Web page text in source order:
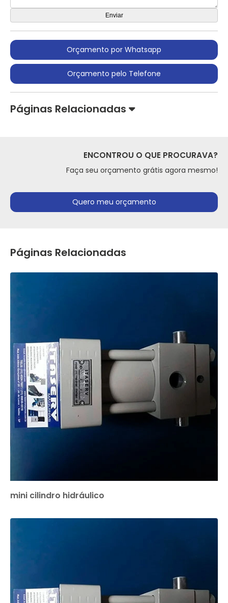
Orçamento por Whatsapp
Orçamento pelo Telefone
Páginas Relacionadas
ENCONTROU O QUE PROCURAVA?
Faça seu orçamento grátis agora mesmo!
Quero meu orçamento
Páginas Relacionadas
mini cilindro hidráulico